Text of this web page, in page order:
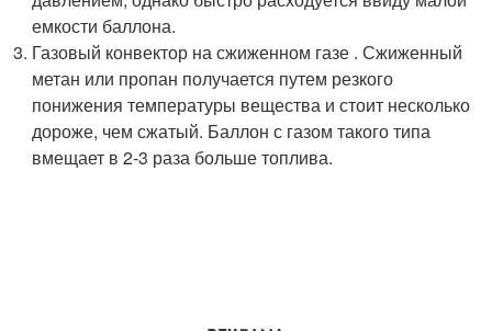
емкости баллона.
Газовый конвектор на сжиженном газе . Сжиженный
метан или пропан получается путем резкого
понижения температуры вещества и стоит несколько
дороже, чем сжатый. Баллон с газом такого типа
вмещает в 2-3 раза больше топлива.